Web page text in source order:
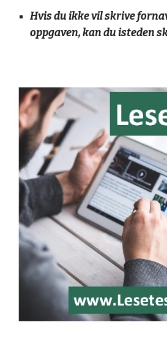
Hvis du ikke vil skrive
oppgaven, kan du isteden